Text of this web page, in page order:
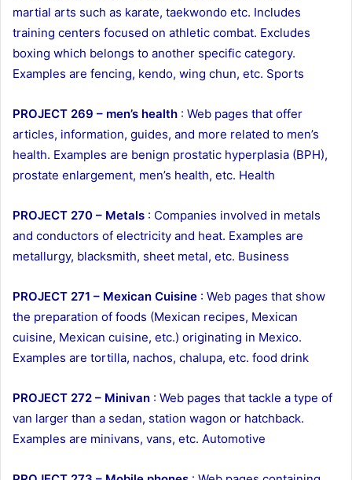
martial arts such as karate, taekwondo etc. Includes
training centers focused on athletic combat. Excludes
boxing which belongs to another specific category.
Examples are fencing, kendo, wing chun, etc. Sports
PROJECT 269 – men’s health : Web pages that offer
articles, information, guides, and more related to men’s
health. Examples are benign prostatic hyperplasia (BPH),
prostate enlargement, men’s health, etc. Health
PROJECT 270 – Metals : Companies involved in metals
and conductors of electricity and heat. Examples are
metallurgy, blacksmith, sheet metal, etc. Business
PROJECT 271 – Mexican Cuisine : Web pages that show
the preparation of foods (Mexican recipes, Mexican
cuisine, Mexican cuisine, etc.) originating in Mexico.
Examples are tortilla, nachos, chalupa, etc. food drink
PROJECT 272 – Minivan : Web pages that tackle a type of
van larger than a sedan, station wagon or hatchback.
Examples are minivans, vans, etc. Automotive